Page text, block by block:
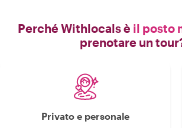
Perché Withlocals è il posto
prenotare un
Privato e personale